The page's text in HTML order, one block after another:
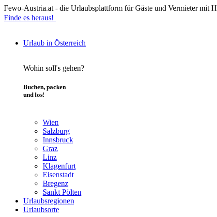
Fewo-Austria.at - die Urlaubsplattform für Gäste und Vermieter mit
Finde es heraus!
Urlaub in Österreich
Wohin soll's gehen?
Buchen, packen
und los!
Wien
Salzburg
Innsbruck
Graz
Linz
Klagenfurt
Eisenstadt
Bregenz
Sankt Pölten
Urlaubsregionen
Urlaubsorte